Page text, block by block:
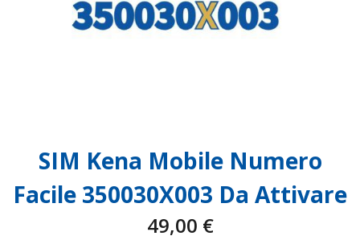
SIM Kena Mobile Numero
Facile 350030X003 Da Attivare
49,00 €